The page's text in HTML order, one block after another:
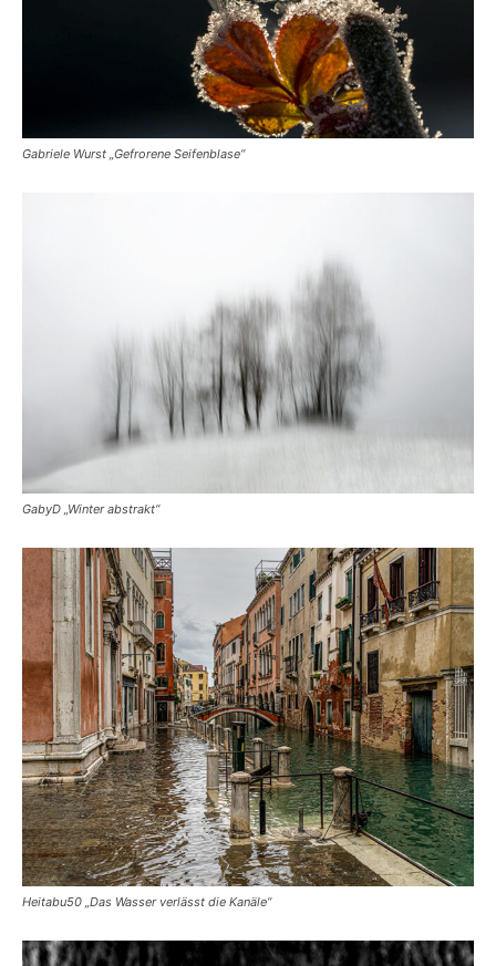
Gabriele Wurst „Gefrorene Seifenblase“
GabyD „Winter abstrakt“
Heitabu50 „Das Wasser verlässt die Kanäle“